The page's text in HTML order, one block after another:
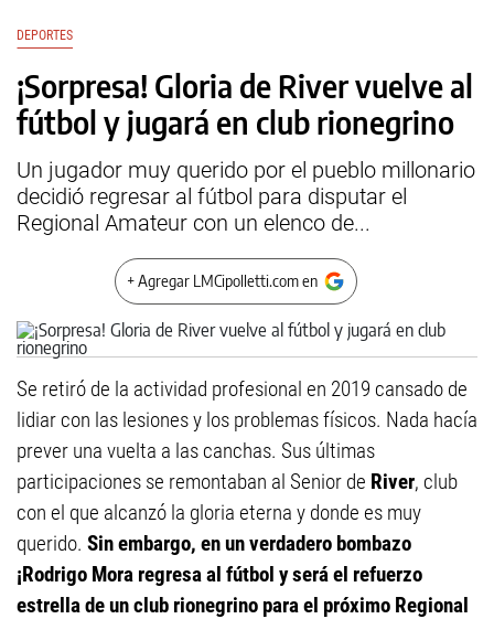
DEPORTES
¡Sorpresa! Gloria de River vuelve al
fútbol y jugará en club rionegrino
Un jugador muy querido por el pueblo millonario
decidió regresar al fútbol para disputar el
Regional Amateur con un elenco de...
+ Agregar LMCipolletti.com en
Se retiró de la actividad profesional en 2019 cansado de
lidiar con las lesiones y los problemas físicos. Nada hacía
prever una vuelta a las canchas. Sus últimas
participaciones se remontaban al Senior de River, club
con el que alcanzó la gloria eterna y donde es muy
querido. Sin embargo, en un verdadero bombazo
¡Rodrigo Mora regresa al fútbol y será el refuerzo
estrella de un club rionegrino para el próximo Regional